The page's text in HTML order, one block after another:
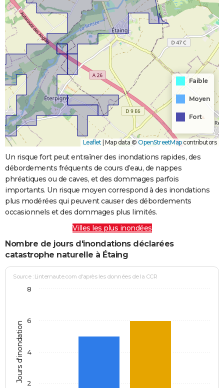
Faible
Moyen
Fort
Leaflet | Map data © OpenStreetMapcontributors
Un risque fort peut entraîner des inondations rapides, des
débordements fréquents de cours d’eau, de nappes
phréatiques ou de caves, et des dommages parfois
importants. Un risque moyen correspond à des inondations
plus modérées qui peuvent causer des débordements
occasionnels et des dommages plus limités.
Villes les plus inondées
Nombre de jours d'inondations déclarées
catastrophe naturelle à Étaing
Jours d'inondation
Source : Linternaute.com d'après les données de la CCR
2
4
6
8